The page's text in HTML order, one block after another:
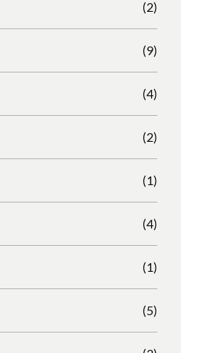
(2)
(9)
(4)
(2)
(1)
(4)
(1)
(5)